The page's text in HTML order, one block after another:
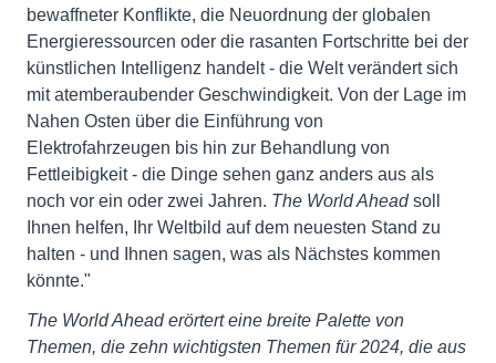
bewaffneter Konflikte, die Neuordnung der globalen
Energieressourcen oder die rasanten Fortschritte bei der
künstlichen Intelligenz handelt - die Welt verändert sich
mit atemberaubender Geschwindigkeit. Von der Lage im
Nahen Osten über die Einführung von
Elektrofahrzeugen bis hin zur Behandlung von
Fettleibigkeit - die Dinge sehen ganz anders aus als
noch vor ein oder zwei Jahren. The World Aheadsoll
Ihnen helfen, Ihr Weltbild auf dem neuesten Stand zu
halten - und Ihnen sagen, was als Nächstes kommen
könnte."
The World Ahead erörtert eine breite Palette von
Themen, die zehn wichtigsten Themen für 2024, die aus